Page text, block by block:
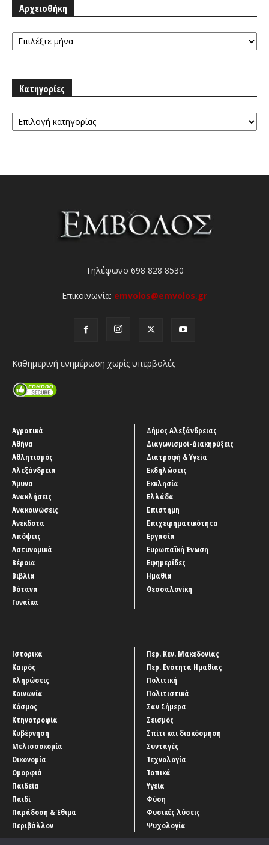
Αρχειοθήκη
Αρχειοθήκη
Κατηγορίες
Κατηγορίες
Τηλέφωνο 698 828 8530
Επικοινωνία: emvolos@emvolos.gr
Καθημερινή ενημέρωση χωρίς υπερβολές
Αγροτικά
Αθήνα
Αθλητισμός
Αλεξάνδρεια
Άμυνα
Ανακλήσεις
Ανακοινώσεις
Ανέκδοτα
Απόψεις
Αστυνομικά
Βέροια
Βιβλία
Βότανα
Γυναίκα
Δήμος Αλεξάνδρειας
Διαγωνισμοί-Διακηρύξεις
Διατροφή & Υγεία
Εκδηλώσεις
Εκκλησία
Ελλάδα
Επιστήμη
Επιχειρηματικότητα
Εργασία
Ευρωπαϊκή Ένωση
Εφημερίδες
Ημαθία
Θεσσαλονίκη
Ιστορικά
Καιρός
Κληρώσεις
Κοινωνία
Κόσμος
Κτηνοτροφία
Κυβέρνηση
Μελισσοκομία
Οικονομία
Ομορφιά
Παιδεία
Παιδί
Παράδοση & Έθιμα
Περιβάλλον
Περ. Κεν. Μακεδονίας
Περ. Ενότητα Ημαθίας
Πολιτική
Πολιτιστικά
Σαν Σήμερα
Σεισμός
Σπίτι και διακόσμηση
Συνταγές
Τεχνολογία
Τοπικά
Υγεία
Φύση
Φυσικές λύσεις
Ψυχολογία